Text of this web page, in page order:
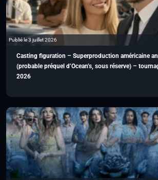
Publié le 3 juillet 2026
Casting figuration – Superproduction américaine
(probable préquel d’Ocean’s, sous réserve) –
2026